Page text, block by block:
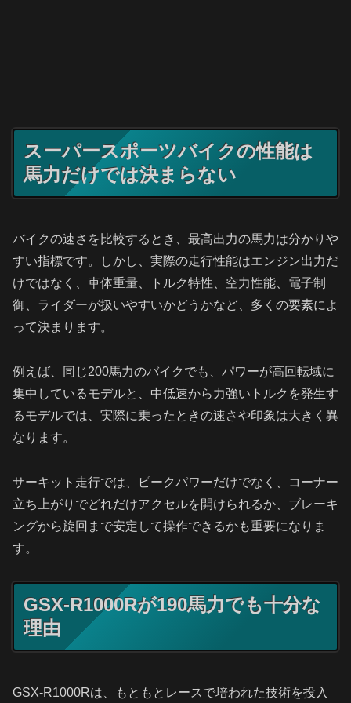
スーパースポーツバイクの性能は
馬力だけでは決まらない
バイクの速さを比較するとき、最高出力の馬力は分かりや
すい指標です。しかし、実際の走行性能はエンジン出力だ
けではなく、車体重量、トルク特性、空力性能、電子制
御、ライダーが扱いやすいかどうかなど、多くの要素によ
って決まります。
例えば、同じ200馬力のバイクでも、パワーが高回転域に
集中しているモデルと、中低速から力強いトルクを発生す
るモデルでは、実際に乗ったときの速さや印象は大きく異
なります。
サーキット走行では、ピークパワーだけでなく、コーナー
立ち上がりでどれだけアクセルを開けられるか、ブレーキ
ングから旋回まで安定して操作できるかも重要になりま
す。
GSX-R1000Rが190馬力でも十分な
理由
GSX-R1000Rは、もともとレースで培われた技術を投入